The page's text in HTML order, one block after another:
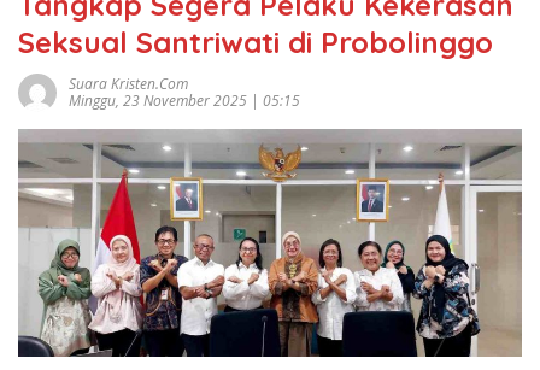
Seksual Santriwati di Probolinggo
Suara Kristen.com
Minggu, 23 November 2025 | 05:15